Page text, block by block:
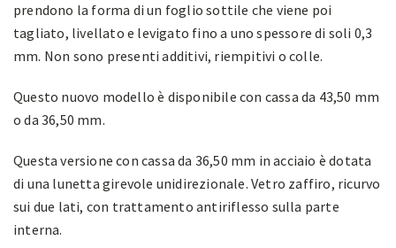
prendono la forma di un foglio sottile che viene poi
tagliato, livellato e levigato fino a uno spessore di soli 0,3
mm. Non sono presenti additivi, riempitivi o colle.
Questo nuovo modello è disponibile con cassa da 43,50 mm
o da 36,50 mm.
Questa versione con cassa da 36,50 mm in acciaio è dotata
di una lunetta girevole unidirezionale. Vetro zaffiro, ricurvo
sui due lati, con trattamento antiriflesso sulla parte
interna.